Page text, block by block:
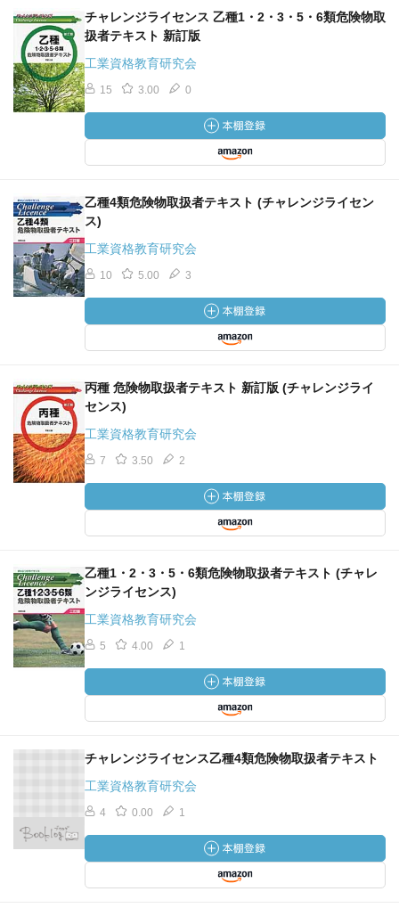
チャレンジライセンス 乙種1・2・3・5・6類危険物取
扱者テキスト 新訂版
工業資格教育研究会
15 3.00 0
乙種4類危険物取扱者テキスト (チャレンジライセン
ス)
工業資格教育研究会
10 5.00 3
丙種 危険物取扱者テキスト 新訂版 (チャレンジライ
センス)
工業資格教育研究会
7 3.50 2
乙種1・2・3・5・6類危険物取扱者テキスト (チャレ
ンジライセンス)
工業資格教育研究会
5 4.00 1
チャレンジライセンス乙種4類危険物取扱者テキスト
工業資格教育研究会
4 0.00 1